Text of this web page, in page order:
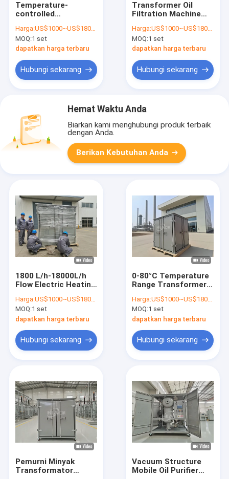
Temperature-
controlled
regeneration for
Impurity Size≤1μm
particles
Harga:US$1000~US$18000
MOQ:1 set
dapatkan harga terbaru
Hubungi sekarang
Transformer Oil
Filtration Machine
18000L/h Ultimate
Vacuum 3-5Pa
Optional Flowmeter
Filtration
Harga:US$1000~US$18000
MOQ:1 set
dapatkan harga terbaru
Hubungi sekarang
Hemat Waktu Anda
Biarkan kami menghubungi produk terbaik
dengan Anda.
Berikan Kebutuhan Anda
1800 L/h-18000L/h
Flow Electric Heating
Filtration for
Customer
Requirements
Harga:US$1000~US$18000
MOQ:1 set
dapatkan harga terbaru
Hubungi sekarang
0-80°C Temperature
Range Transformer
with High Cleanness
and Impurity Size
Control
Harga:US$1000~US$18000
MOQ:1 set
dapatkan harga terbaru
Hubungi sekarang
Pemurni Minyak
Transformator
Vacuum Structure
Mobile Oil Purifier